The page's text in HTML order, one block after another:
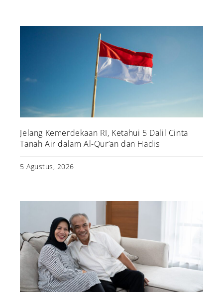
Jelang Kemerdekaan RI, Ketahui 5 Dalil Cinta
Tanah Air dalam Al-Qur’an dan Hadis
5 Agustus, 2026